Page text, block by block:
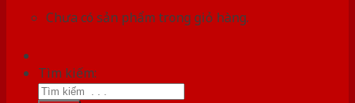
Chưa có sản phẩm trong giỏ hàng.
Tìm kiếm: